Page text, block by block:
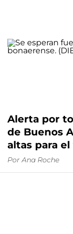
Alerta por
de Buenos
altas para
Por Ana Roche